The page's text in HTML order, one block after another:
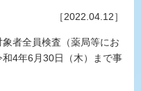
［2022.04.12］
象者全員検査（薬局等にお
4年6月30日（木）まで事